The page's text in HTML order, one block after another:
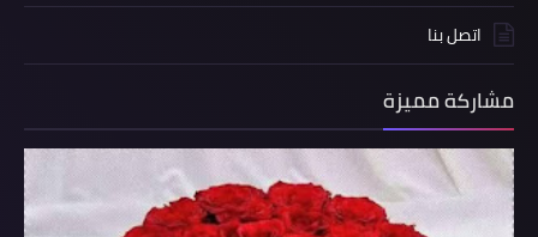
اتصل بنا
مشاركة مميزة